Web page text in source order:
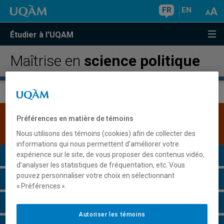
FR EN
Étudier à l'UQAM
Maîtrise en science politique
Une version plus récente de ce programme est
disponible. Cliquez ici pour la consulter
Présentation du programme
Conditions d'admission
Cours à suivre et horaires
Préférences en matière de témoins
Nous utilisons des témoins (cookies) afin de collecter des
informations qui nous permettent d’améliorer votre
expérience sur le site, de vous proposer des contenus vidéo,
d’analyser les statistiques de fréquentation, etc. Vous
pouvez personnaliser votre choix en sélectionnant
« Préférences ».
Autoriser les témoins